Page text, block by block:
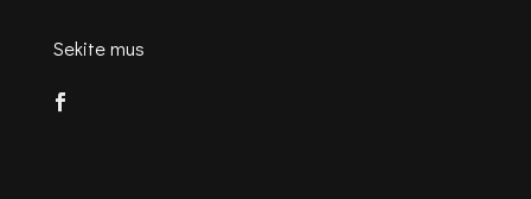
Sekite mus